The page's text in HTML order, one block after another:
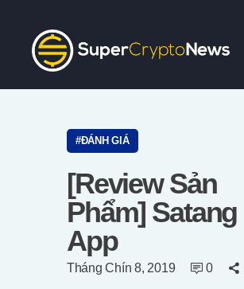
Chỉ Số SCN30
Tin Tức
Quan Điểm
Video
Tiếng Việt
ĐÁNH GIÁ
[Review Sản
Phẩm] Satang
App
Tháng Chín 8, 2019 0